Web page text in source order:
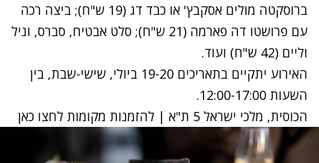
ברוסקטה מולים אסקבץ' או כבד דג (19 ש"ח); ביצה רכה
עם פרושטו דה פארמה (21 ש"ח); סלט אבטיח, סברס, וניל
וליים (42 ש"ח) ועוד.
האירוע יתקיים בתאריכים 19-20 ביולי, שישי-שבת, בין
השעות 12:00-17:00.
הכוסית, מלכי ישראל 5 ת"א |
להזמנות מקומות לחצו כאן